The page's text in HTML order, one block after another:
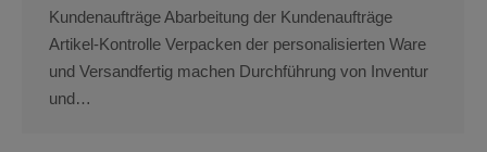
Kundenaufträge Abarbeitung der Kundenaufträge
Artikel-Kontrolle Verpacken der personalisierten Ware
und Versandfertig machen Durchführung von Inventur
und…